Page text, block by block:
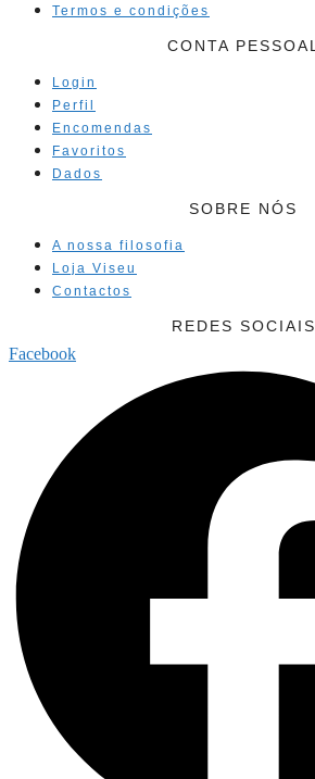
Termos e condições
CONTA PESSOAL
Login
Perfil
Encomendas
Favoritos
Dados
SOBRE NÓS
A nossa filosofia
Loja Viseu
Contactos
REDES SOCIAIS
Facebook